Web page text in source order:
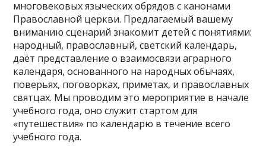
многовековых языческих обрядов с канонами
Православной церкви. Предлагаемый вашему
вниманию сценарий знакомит детей с понятиями:
народный, православный, светский календарь,
даёт представление о взаимосвязи аграрного
календаря, основанного на народных обычаях,
поверьях, поговорках, приметах, и православных
святцах. Мы проводим это мероприятие в начале
учебного года, оно служит стартом для
«путешествия» по календарю в течение всего
учебного года.